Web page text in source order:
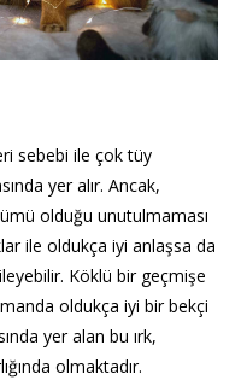
sebebi ile çok tüy
yer alır. Ancak,
olduğu unutulmaması
ile oldukça iyi anlaşsa da
Köklü bir geçmişe
oldukça iyi bir bekçi
yer alan bu ırk,
olmaktadır.